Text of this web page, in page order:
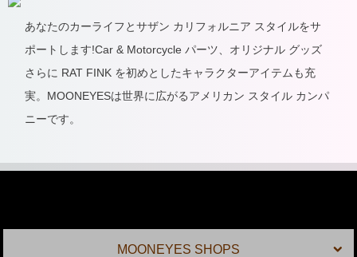
あなたのカーライフとサザン カリフォルニア スタイルをサ
ポートします!Car & Motorcycle パーツ、オリジナル グッズ
さらに RAT FINK を初めとしたキャラクターアイテムも充
実。MOONEYESは世界に広がるアメリカン スタイル カンパ
ニーです。
MOONEYES SHOPS